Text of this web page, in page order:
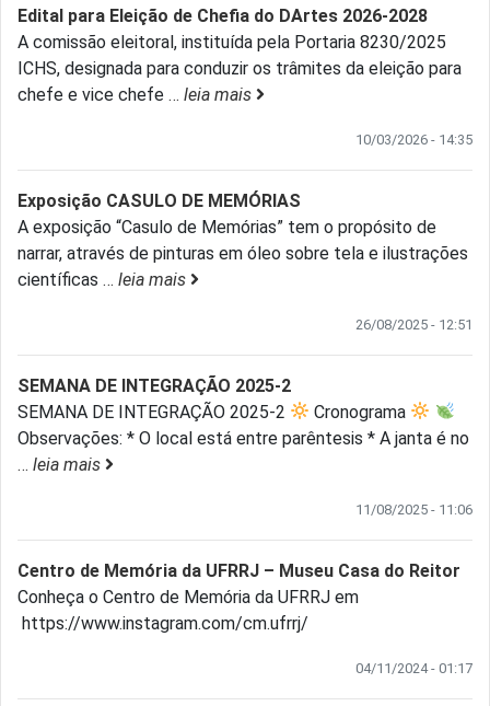
Edital para Eleição de Chefia do DArtes 2026-2028
A comissão eleitoral, instituída pela Portaria 8230/2025
ICHS, designada para conduzir os trâmites da eleição para
chefe e vice chefe … leia mais
10/03/2026 - 14:35
Exposição CASULO DE MEMÓRIAS
A exposição “Casulo de Memórias” tem o propósito de
narrar, através de pinturas em óleo sobre tela e ilustrações
científicas … leia mais
26/08/2025 - 12:51
SEMANA DE INTEGRAÇÃO 2025-2
SEMANA DE INTEGRAÇÃO 2025-2
Cronograma
Observações: * O local está entre parêntesis * A janta é no
… leia mais
11/08/2025 - 11:06
Centro de Memória da UFRRJ – Museu Casa do Reitor
Conheça o Centro de Memória da UFRRJ em
https://www.instagram.com/cm.ufrrj/
04/11/2024 - 01:17